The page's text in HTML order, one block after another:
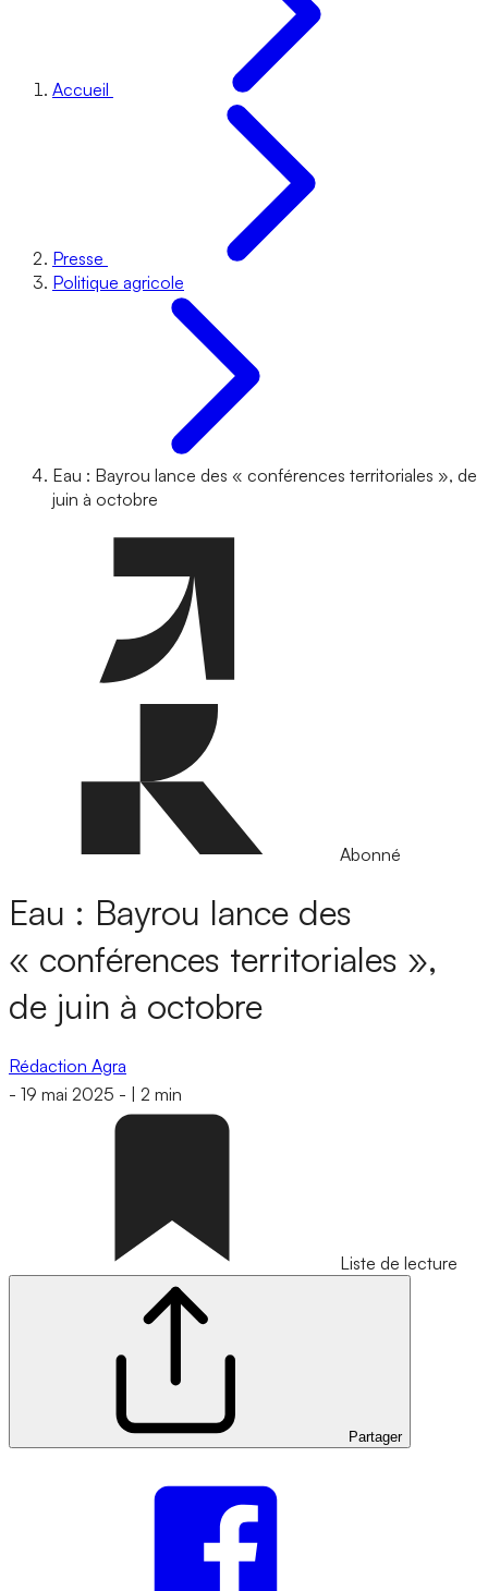
Accueil
Presse
Politique agricole
Eau : Bayrou lance des « conférences territoriales », de
juin à octobre
Abonné
Eau : Bayrou lance des
« conférences territoriales »,
de juin à octobre
Rédaction Agra
- 19 mai 2025 - 2 min
Liste de lecture
Partager